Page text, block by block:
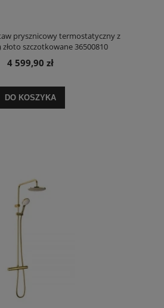
prysznicowy termostatyczny z
szczotkowane 36500810
4 599,90 zł
DO KOSZYKA